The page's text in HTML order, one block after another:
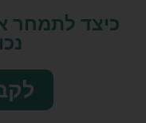
כיצד לתמחר